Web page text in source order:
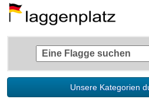
Unsere Kategorien